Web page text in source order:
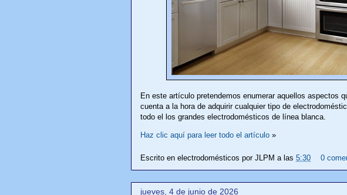
En este artículo pretendemos enumerar aquellos aspectos
cuenta a la hora de adquirir cualquier tipo de
todo el los grandes electrodomésticos de línea blanca.
Haz clic aquí para leer todo el artículo »
Escrito en electrodomésticos por JLPM a las 5:30 0
jueves, 4 de junio de 2026